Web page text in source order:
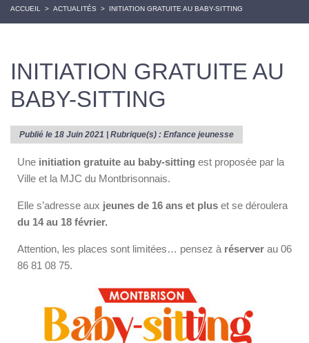
ACCUEIL > ACTUALITÉS > INITIATION GRATUITE AU BABY-SITTING
INITIATION GRATUITE AU
BABY-SITTING
Publié le 18 Juin 2021 | Rubrique(s) : Enfance jeunesse
Une initiation gratuite au baby-sitting est proposée par la
Ville et la MJC du Montbrisonnais.
Elle s’adresse aux jeunes de 16 ans et plus et se déroulera
du 14 au 18 février.
Attention, les places sont limitées… pensez à réserver au 06
86 81 08 75.